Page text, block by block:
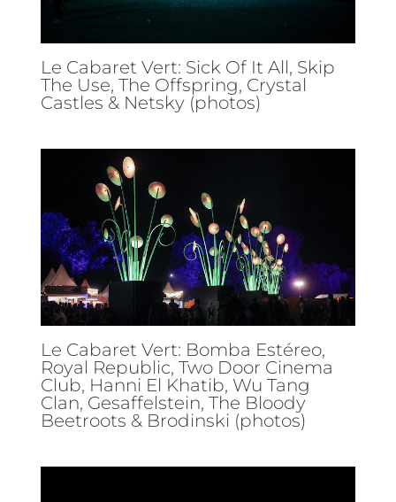
Le Cabaret Vert: Sick Of It All, Skip
The Use, The Offspring, Crystal
Castles & Netsky (photos)
Le Cabaret Vert: Bomba Estéreo,
Royal Republic, Two Door Cinema
Club, Hanni El Khatib, Wu Tang
Clan, Gesaffelstein, The Bloody
Beetroots & Brodinski (photos)